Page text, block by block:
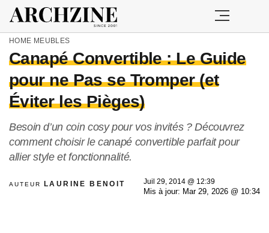
HOME MEUBLES
Canapé Convertible : Le Guide
pour ne Pas se Tromper (et
Éviter les Pièges)
Besoin d’un coin cosy pour vos invités ? Découvrez
comment choisir le canapé convertible parfait pour
allier style et fonctionnalité.
AUTEUR LAURINE BENOIT
Juil 29, 2014 @ 12:39
Mis à jour: Mar 29, 2026 @ 10:34